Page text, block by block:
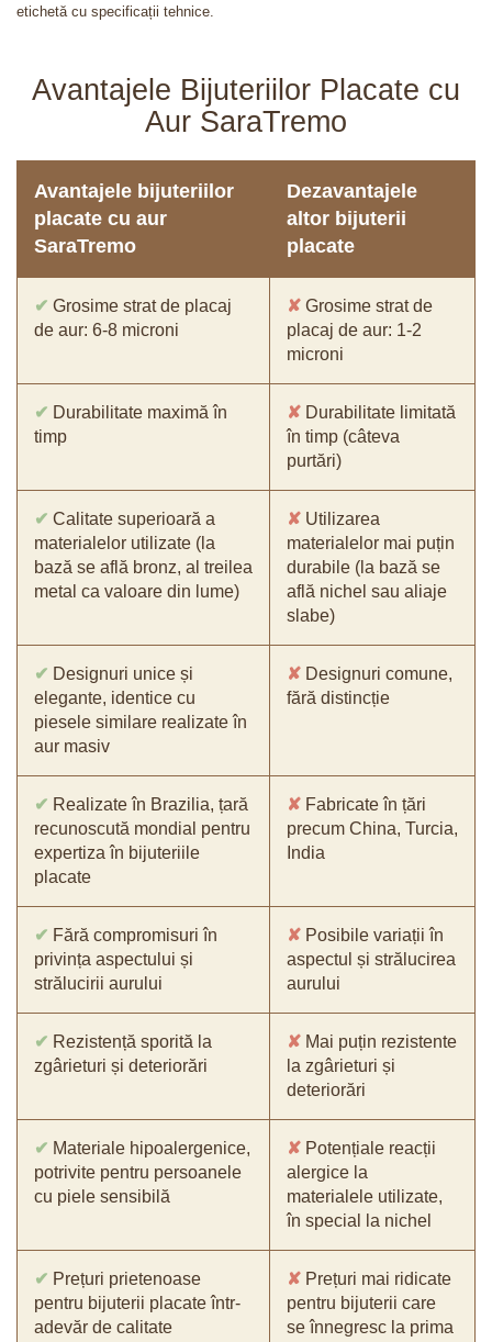
etichetă cu specificații tehnice.
Avantajele Bijuteriilor Placate cu
Aur SaraTremo
Avantajele bijuteriilor
placate cu aur
SaraTremo
Dezavantajele
altor bijuterii
placate
✔ Grosime strat de placaj
de aur: 6-8 microni
✘ Grosime strat de
placaj de aur: 1-2
microni
✔ Durabilitate maximă în
timp
✘ Durabilitate limitată
în timp (câteva
purtări)
✔ Calitate superioară a
materialelor utilizate (la
bază se află bronz, al treilea
metal ca valoare din lume)
✘ Utilizarea
materialelor mai puțin
durabile (la bază se
află nichel sau aliaje
slabe)
✔ Designuri unice și
elegante, identice cu
piesele similare realizate în
aur masiv
✘ Designuri comune,
fără distincție
✔ Realizate în Brazilia, țară
recunoscută mondial pentru
expertiza în bijuteriile
placate
✘ Fabricate în țări
precum China, Turcia,
India
✔ Fără compromisuri în
privința aspectului și
strălucirii aurului
✘ Posibile variații în
aspectul și strălucirea
aurului
✔ Rezistență sporită la
zgârieturi și deteriorări
✘ Mai puțin rezistente
la zgârieturi și
deteriorări
✔ Materiale hipoalergenice,
potrivite pentru persoanele
cu piele sensibilă
✘ Potențiale reacții
alergice la
materialele utilizate,
în special la nichel
✔ Prețuri prietenoase
pentru bijuterii placate într-
adevăr de calitate
✘ Prețuri mai ridicate
pentru bijuterii care
se înnegresc la prima